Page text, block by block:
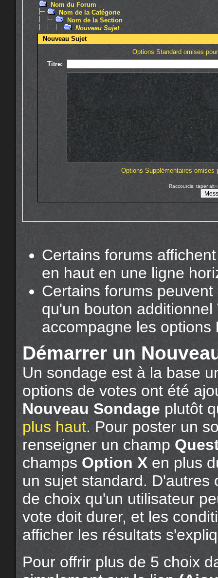
Nom du Forum
Nom de la Catégorie
Nom de la Section
Nouveau Sujet
Nouveau Sujet
Options Standard omises
Titre:
Options Supplémentaires
Raccourcis: taper
Certains forums
en haut en une ligne
Certains forums
qu'un bouton additionnel
accompagne les options
Démarrer un
Un sondage est à la base
options de votes ont été
Nouveau Sondage plutôt
plus haut. Pour poster un
renseigner un champ
champs Option Xen plus
un sujet standard.
de choix qu'un utilisateur
vote doit durer, et les
afficher les résultats
Pour offrir plus de 5 choix